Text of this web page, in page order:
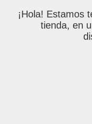
¡Hola! Estamos
tienda, en